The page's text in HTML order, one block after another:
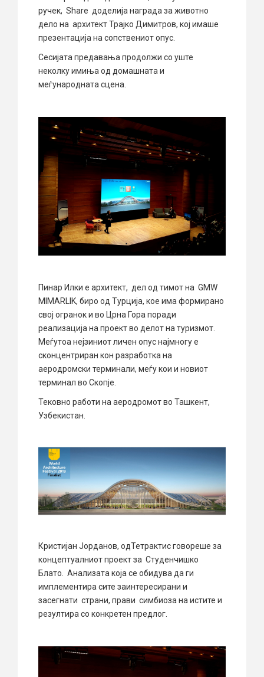
ручек, Share доделија награда за животно
дело на архитект Трајко Димитров, кој имаше
презентација на сопствениот опус.
Сесијата предавања продолжи со уште
неколку имиња од домашната и
меѓународната сцена.
Пинар Илки е архитект, дел од тимот на GMW
MIMARLIK, биро од Турција, кое има формирано
свој огранок и во Црна Гора поради
реализација на проект во делот на туризмот.
Меѓутоа нејзиниот личен опус најмногу е
сконцентриран кон разработка на
аеродромски терминали, меѓу кои и новиот
терминал во Скопје.
Тековно работи на аеродромот во Ташкент,
Узбекистан.
Кристијан Јорданов, одТетрактис говореше за
концептуалниот проект за Студенчишко
Блато. Анализата која се обидува да ги
имплементира сите заинтересирани и
засегнати страни, прави симбиоза на истите и
резултира со конкретен предлог.